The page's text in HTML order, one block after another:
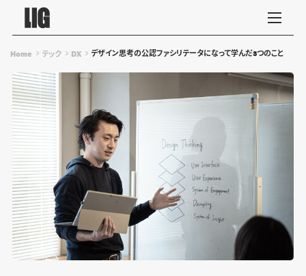
Home テック DX デザイン思考の公認ファシリテータになって学んだ3つのこと